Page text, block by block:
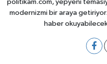
politikam.com, yepyeni
modernizmi bir araya
haber